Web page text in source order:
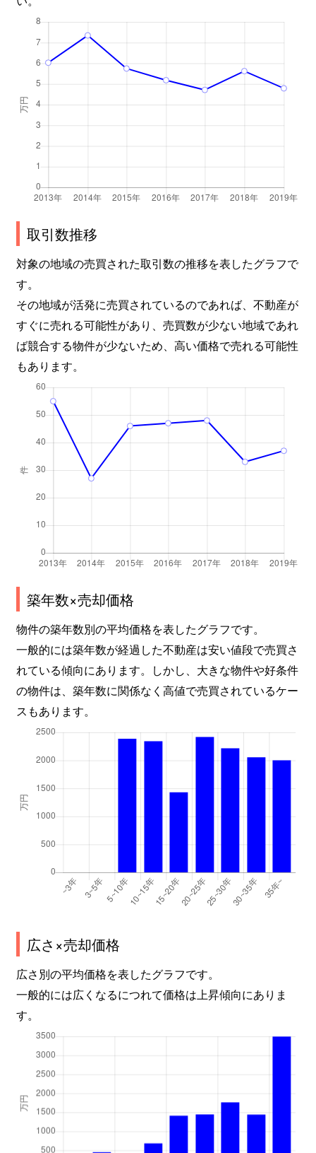
取引数推移
対象の地域の売買された取引数の推移を表したグラフで
す。
その地域が活発に売買されているのであれば、不動産が
すぐに売れる可能性があり、売買数が少ない地域であれ
ば競合する物件が少ないため、高い価格で売れる可能性
もあります。
築年数×売却価格
物件の築年数別の平均価格を表したグラフです。
一般的には築年数が経過した不動産は安い値段で売買さ
れている傾向にあります。しかし、大きな物件や好条件
の物件は、築年数に関係なく高値で売買されているケー
スもあります。
広さ×売却価格
広さ別の平均価格を表したグラフです。
一般的には広くなるにつれて価格は上昇傾向にありま
す。